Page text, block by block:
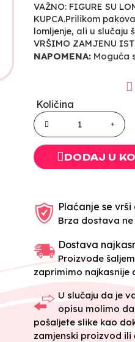
VAŽNO: FIGURE SU
KUPCA.Prilikom
lomljenje, ali u slučaju
VRŠIMO ZAMJENU
NAPOMENA: Moguća
Količina
DODAJ U
Plaćanje se
Brza dostava
Dostava
Proizvode
zaprimimo najkasnije
U slučaju da je
opisu molimo
pošaljete slike kao
zamjenski proizvod